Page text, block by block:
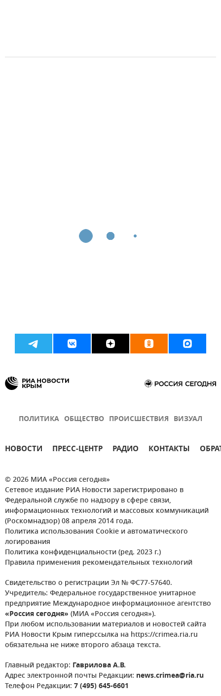
ПОЛИТИКА ОБЩЕСТВО ПРОИСШЕСТВИЯ ВИЗУАЛ
НОВОСТИ ПРЕСС-ЦЕНТР РАДИО КОНТАКТЫ
© 2026 МИА «Россия сегодня»
Сетевое издание РИА Новости зарегистрировано в
Федеральной службе по надзору в сфере связи,
информационных технологий и массовых коммуникаций
(Роскомнадзор) 08 апреля 2014 года.
Политика использования Cookie и автоматического
логирования
Политика конфиденциальности (ред. 2023 г.)
Правила применения рекомендательных технологий
Свидетельство о регистрации Эл № ФС77-57640.
Учредитель: Федеральное государственное унитарное
предприятие Международное информационное агентство
«Россия сегодня» (МИА «Россия сегодня»).
При любом использовании материалов и новостей сайта
РИА Новости Крым гиперссылка на https://crimea.ria.ru
обязательна не ниже второго абзаца текста.
Главный редактор: Гаврилова А.В.
Адрес электронной почты Редакции: news.crimea@ria.ru
Телефон Редакции: 7 (495) 645-6601